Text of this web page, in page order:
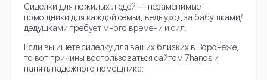
Сиделки для пожилых людей ― незаменимые
помощники для каждой семьи, ведь уход за бабушками/
дедушками требует много времени и сил.
Если вы ищете сиделку для ваших близких в Воронеже,
то вот причины воспользоваться сайтом 7hands и
нанять надежного помощника: